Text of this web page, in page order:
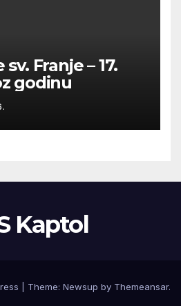
Franje – 17.
godinu
Kaptol
Theme: Newsup by Themeansar.